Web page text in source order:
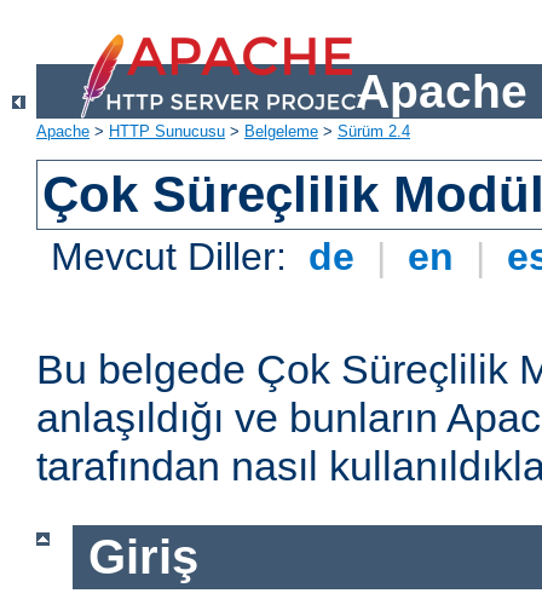
Apache
Apache > HTTP Sunucusu > Belgeleme > Sürüm 2.4
Çok Süreçlilik
Mevcut Diller: de | en |
Bu belgede Çok Süreçlilik
anlaşıldığı ve bunların
tarafından nasıl
Giriş